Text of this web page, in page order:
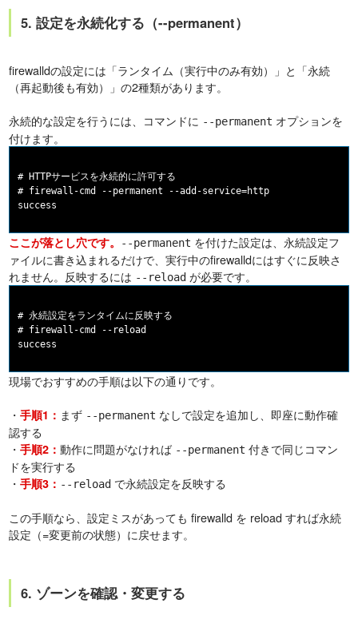
5. 設定を永続化する（--permanent）
firewalldの設定には「ランタイム（実行中のみ有効）」と「永続
（再起動後も有効）」の2種類があります。
永続的な設定を行うには、コマンドに --permanent オプションを
付けます。
# HTTPサービスを永続的に許可する
# firewall-cmd --permanent --add-service=http
ここが落とし穴です。 --permanent を付けた設定は、永続設定フ
ァイルに書き込まれるだけで、実行中のfirewalldにはすぐに反映さ
れません。反映するには --reload が必要です。
# 永続設定をランタイムに反映する
# firewall-cmd --reload
現場でおすすめの手順は以下の通りです。
・手順1： まず --permanent なしで設定を追加し、即座に動作確
認する
・手順2：動作に問題がなければ --permanent 付きで同じコマン
ドを実行する
・手順3： --reload で永続設定を反映する
この手順なら、設定ミスがあっても firewalld を reload すれば永続
設定（=変更前の状態）に戻せます。
6. ゾーンを確認・変更する